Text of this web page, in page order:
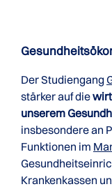
Der Studiengang
stärker auf die
unserem
insbesondere an
Funktionen im
Krankenkassen